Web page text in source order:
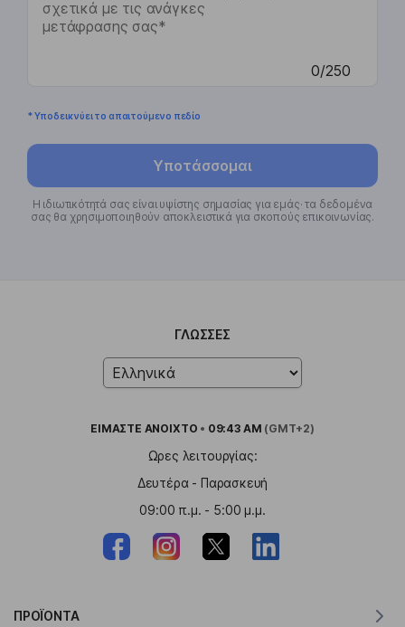
0/250
* Υποδεικνύει το απαιτούμενο πεδίο
Υποτάσσομαι
Η ιδιωτικότητά σας είναι υψίστης σημασίας για εμάς· τα δεδομένα
σας θα χρησιμοποιηθούν αποκλειστικά για σκοπούς επικοινωνίας.
ΓΛΏΣΣΕΣ
ΕΙΜΑΣΤΕ ΑΝΟΙΧΤΟ • 09:43 AM (GMT+2)
Ωρες λειτουργίας:
Δευτέρα - Παρασκευή
09:00 π.μ. - 5:00 μ.μ.
ΠΡΟΪΌΝΤΑ